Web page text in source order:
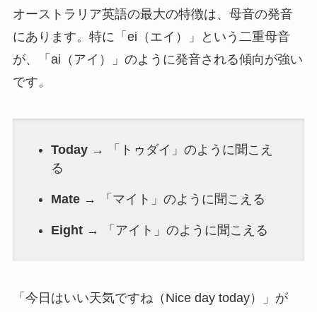
オーストラリア英語の最大の特徴は、母音の発音
にあります。特に「ei（エイ）」という二重母音
が、「ai（アイ）」のように発音される傾向が強い
です。
Today→ 「トゥダイ」のように聞こえ
る
Mate→ 「マイト」のように聞こえる
Eight→ 「アイト」のように聞こえる
「今日はいい天気ですね（Nice day today）」が